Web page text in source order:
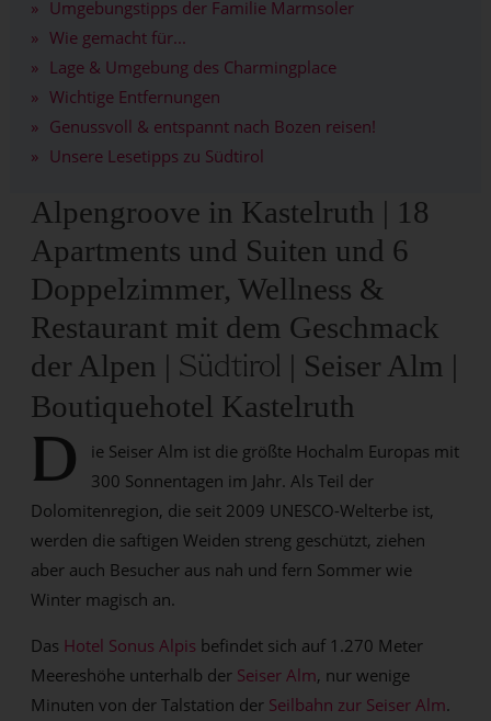
Umgebungstipps der Familie Marmsoler
Wie gemacht für...
Lage & Umgebung des Charmingplace
Wichtige Entfernungen
Genussvoll & entspannt nach Bozen reisen!
Unsere Lesetipps zu Südtirol
Alpengroove in Kastelruth | 18
Apartments und Suiten und 6
Doppelzimmer, Wellness &
Restaurant mit dem Geschmack
der Alpen | Südtirol | Seiser Alm |
Boutiquehotel Kastelruth
D
ie Seiser Alm ist die größte Hochalm Europas mit
300 Sonnentagen im Jahr. Als Teil der
Dolomitenregion, die seit 2009 UNESCO-Welterbe ist,
werden die saftigen Weiden streng geschützt, ziehen
aber auch Besucher aus nah und fern Sommer wie
Winter magisch an.
Das Hotel Sonus Alpis befindet sich auf 1.270 Meter
Meereshöhe unterhalb der Seiser Alm, nur wenige
Minuten von der Talstation der Seilbahn zur Seiser Alm.